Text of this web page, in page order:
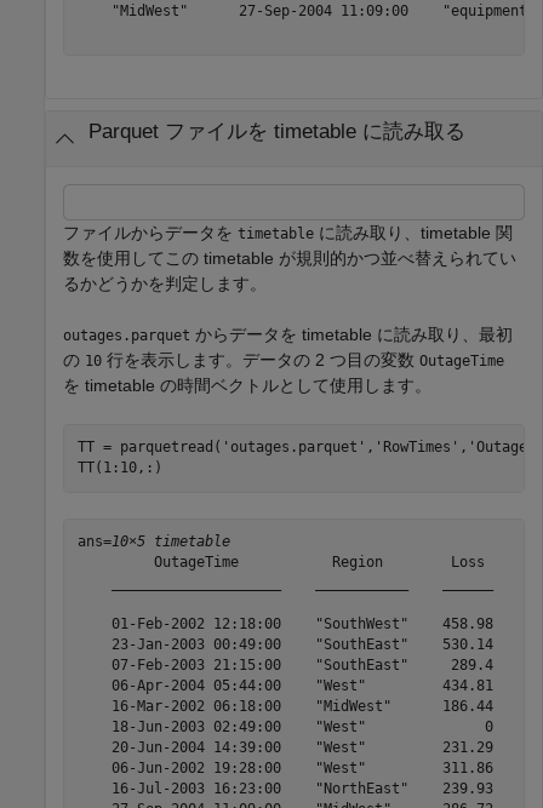
"MidWest"      27-Sep-2004 11:09:00    "equipment
Parquet ファイルを timetable に読み取る
ファイルからデータを timetable に読み取り、timetable 関
数を使用してこの timetable が規則的かつ並べ替えられてい
るかどうかを判定します。
outages.parquet からデータを timetable に読み取り、最初
の 10 行を表示します。データの 2 つ目の変数 OutageTime
を timetable の時間ベクトルとして使用します。
TT = parquetread( 'outages.parquet' , 'RowTimes' ,
TT(1:10,:)
ans=10×5 timetable
OutageTime           Region        Loss
01-Feb-2002 12:18:00    "SouthWest"    458.98
23-Jan-2003 00:49:00    "SouthEast"    530.14
07-Feb-2003 21:15:00    "SouthEast"     289.4
06-Apr-2004 05:44:00    "West"         434.81
16-Mar-2002 06:18:00    "MidWest"      186.44
18-Jun-2003 02:49:00    "West"
20-Jun-2004 14:39:00    "West"         231.29
06-Jun-2002 19:28:00    "West"         311.86
16-Jul-2003 16:23:00    "NorthEast"